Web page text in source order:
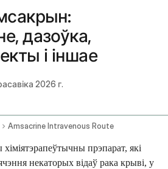
дазоўка,
і іншае
2026 г.
Amsacrine Intravenous Route
прэпарат, які
некаторых відаў рака крыві, у